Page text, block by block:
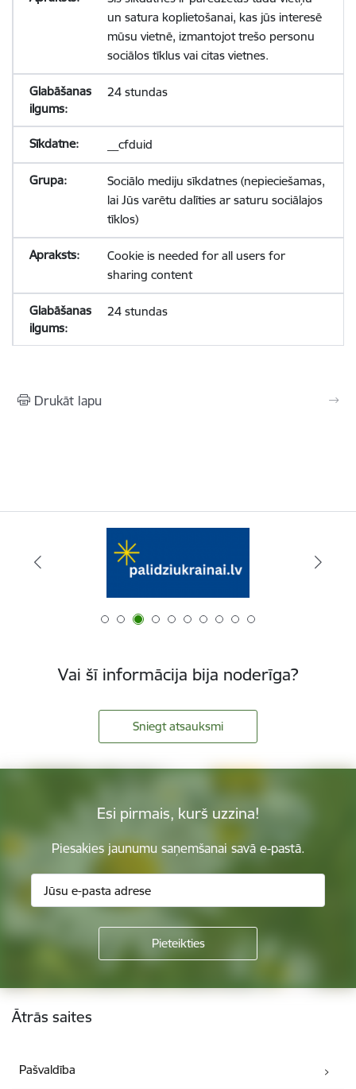
un satura koplietošanai, kas jūs interesē
mūsu vietnē, izmantojot trešo personu
sociālos tīklus vai citas vietnes.
24 stundas
__cfduid
Sociālo mediju sīkdatnes (nepieciešamas,
lai Jūs varētu dalīties ar saturu sociālajos
tīklos)
Cookie is needed for all users for
sharing content
24 stundas
Drukāt lapu
Vai šī informācija bija noderīga?
Sniegt atsauksmi
Esi pirmais, kurš uzzina!
Piesakies jaunumu saņemšanai savā e-pastā.
Kājene
Ātrās saites
Pašvaldība